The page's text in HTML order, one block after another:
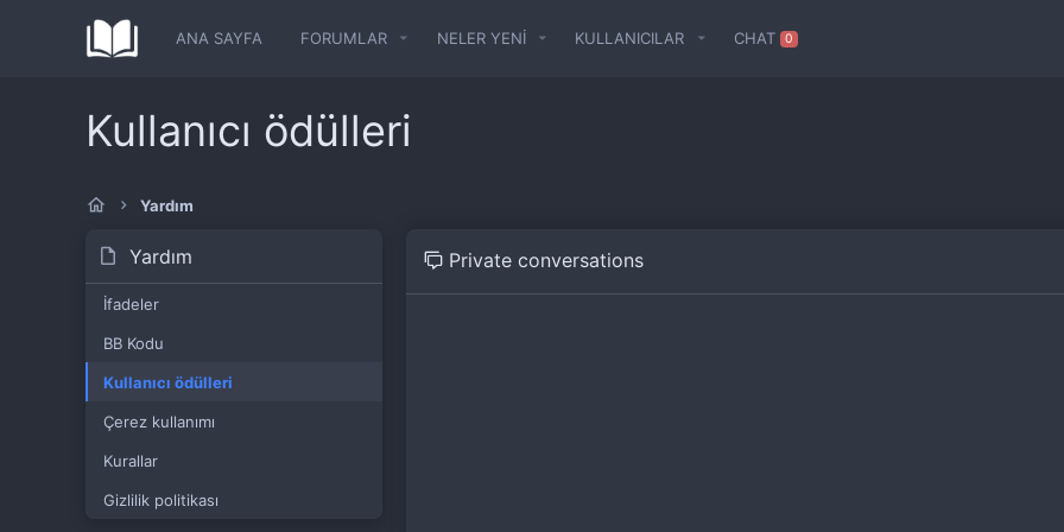
ANA SAYFA FORUMLAR NELER YENI KULLANICILAR CHAT 0
Kullanıcı ödülleri
Yardım
Yardım
İfadeler
BB Kodu
Kullanıcı ödülleri
Çerez kullanımı
Kurallar
Gizlilik politikası
Private conversations